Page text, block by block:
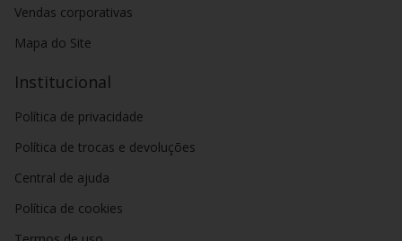
Vendas corporativas
Mapa do Site
Institucional
Política de privacidade
Política de trocas e devoluções
Central de ajuda
Política de cookies